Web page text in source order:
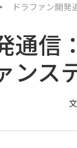
ドラファン開発
通信
ンス